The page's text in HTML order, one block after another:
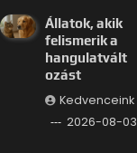
Állatok, akik
felismerik a
hangulatvált
ozást
Kedvenceink
2026-08-03